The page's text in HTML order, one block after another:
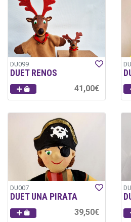
DU099
DUET RENOS
41,00€
DU007
DUET UNA PIRATA
39,50€